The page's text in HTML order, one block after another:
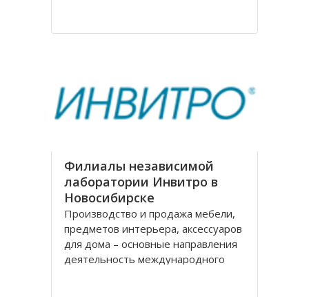
августе 1920 года, тогда
Филиалы независимой
лаборатории Инвитро в
Новосибирске
Производство и продажа мебели,
предметов интерьера, аксессуаров
для дома – основные направления
деятельность международного